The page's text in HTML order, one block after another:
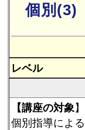
個別(3)
レベル
【講座の対象 】
個別指導によ